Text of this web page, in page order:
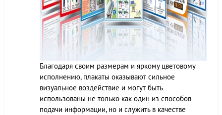
Благодаря своим размерам и яркому цветовому
исполнению, плакаты оказывают сильное
визуальное воздействие и могут быть
использованы не только как один из способов
подачи информации, но и служить в качестве